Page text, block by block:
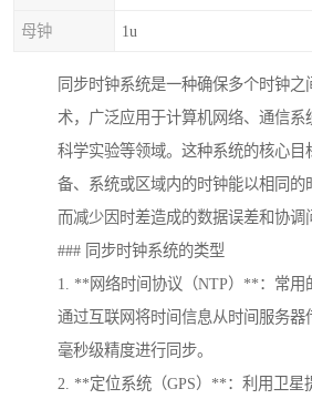
母钟 1u
同步时钟系统是一种确保多个时钟之
术，广泛应用于计算机网络、通信系
科学实验等领域。这种系统的核心目
备、系统或区域内的时钟能以相同的
而减少因时差造成的数据误差和协调
### 同步时钟系统的类型
1. **网络时间协议（NTP）**：常用
通过互联网将时间信息从时间服务器
毫秒级精度进行同步。
2. **定位系统（GPS）**：利用卫星